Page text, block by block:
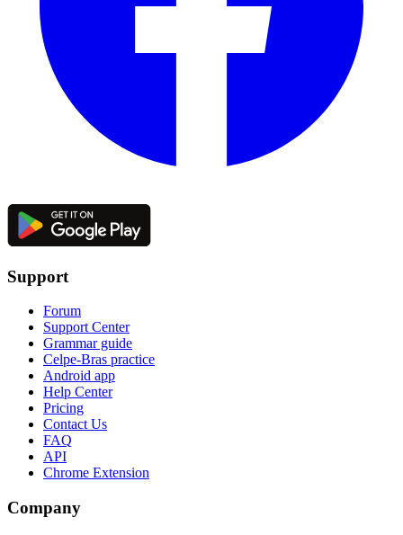
Support
Forum
Support Center
Grammar guide
Celpe-Bras practice
Android app
Help Center
Pricing
Contact Us
FAQ
API
Chrome Extension
Company